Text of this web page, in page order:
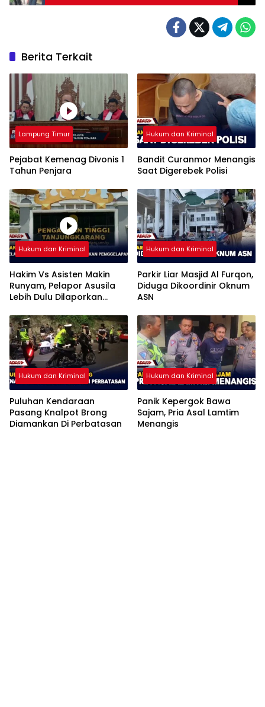
Berita Terkait
Lampung Timur
Pejabat Kemenag Divonis 1
Tahun Penjara
Hukum dan Kriminal
Bandit Curanmor Menangis
Saat Digerebek Polisi
Hukum dan Kriminal
Hakim Vs Asisten Makin
Runyam, Pelapor Asusila
Lebih Dulu Dilaporkan
Hukum dan Kriminal
Parkir Liar Masjid Al Furqon,
Diduga Dikoordinir Oknum
ASN
Hukum dan Kriminal
Puluhan Kendaraan
Pasang Knalpot Brong
Diamankan Di Perbatasan
Hukum dan Kriminal
Panik Kepergok Bawa
Sajam, Pria Asal Lamtim
Menangis